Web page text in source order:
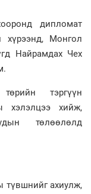
дипломат
Монгол
Найрамдах Чех
тэргүүн
хэлэлцээ хийж,
төлөөлөлд
түвшнийг ахиулж,